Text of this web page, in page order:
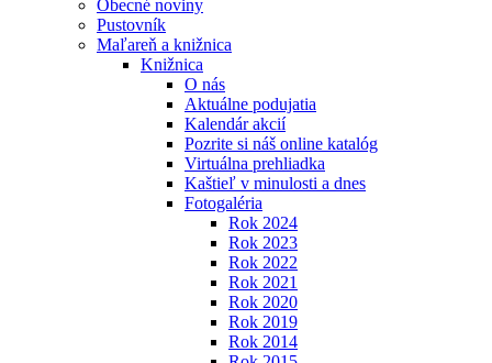
Obecné noviny
Pustovník
Maľareň a knižnica
Knižnica
O nás
Aktuálne podujatia
Kalendár akcií
Pozrite si náš online katalóg
Virtuálna prehliadka
Kaštieľ v minulosti a dnes
Fotogaléria
Rok 2024
Rok 2023
Rok 2022
Rok 2021
Rok 2020
Rok 2019
Rok 2014